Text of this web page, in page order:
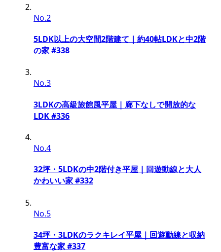
No.2
5LDK以上の大空間2階建て｜約40帖LDKと中2階
の家 #338
No.3
3LDKの高級旅館風平屋｜廊下なしで開放的な
LDK #336
No.4
32坪・5LDKの中2階付き平屋｜回遊動線と大人
かわいい家 #332
No.5
34坪・3LDKのラクキレイ平屋｜回遊動線と収納
豊富な家 #337